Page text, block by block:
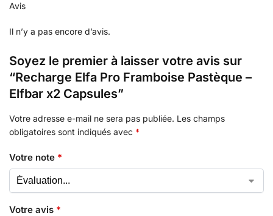
Avis
Il n’y a pas encore d’avis.
Soyez le premier à laisser votre avis sur
“Recharge Elfa Pro Framboise Pastèque –
Elfbar x2 Capsules”
Votre adresse e-mail ne sera pas publiée. Les champs
obligatoires sont indiqués avec *
Votre note *
Votre avis *